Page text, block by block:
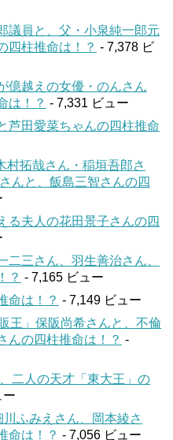
議員と、父・小泉純一郎元
四柱推命は！？ - 7,378 ビ
億越えの女優・のんさん
は！？ - 7,331 ビュー
芦田愛菜ちゃんの四柱推命
村拓哉さん・稲垣吾郎さ
んと、飯島三智さんの四
る夫人の花田景子さんの四
三さん、羽生善治さん、
？ - 7,165 ビュー
命は！？ - 7,149 ビュー
王」保阪尚希さんと、不倫
んの四柱推命は！？ -
二人の天才「東大王」の
ー
川ふみえさん、岡本綾さ
命は！？ - 7,056 ビュー